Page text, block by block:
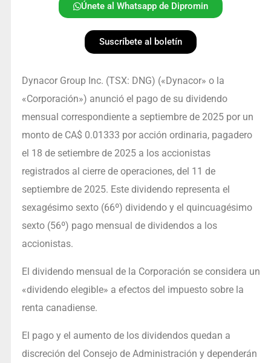
Únete al Whatsapp de Dipromin
Suscríbete al boletín
Dynacor Group Inc. (TSX: DNG) («Dynacor» o la
«Corporación») anunció el pago de su dividendo
mensual correspondiente a septiembre de 2025 por un
monto de CA$ 0.01333 por acción ordinaria, pagadero
el 18 de setiembre de 2025 a los accionistas
registrados al cierre de operaciones, del 11 de
septiembre de 2025. Este dividendo representa el
sexagésimo sexto (66º) dividendo y el quincuagésimo
sexto (56º) pago mensual de dividendos a los
accionistas.
El dividendo mensual de la Corporación se considera un
«dividendo elegible» a efectos del impuesto sobre la
renta canadiense.
El pago y el aumento de los dividendos quedan a
discreción del Consejo de Administración y dependerán